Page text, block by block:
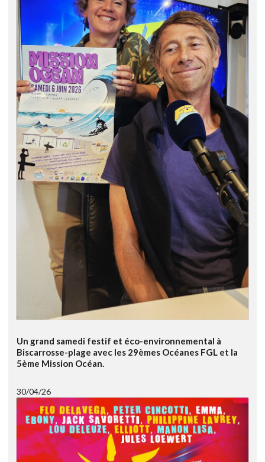
Un grand samedi festif et éco-environnemental à
Biscarrosse-plage avec les 29èmes Océanes FGL et la
5ème Mission Océan.
30/04/26